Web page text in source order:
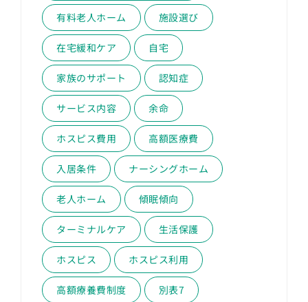
有料老人ホーム 施設選び
在宅緩和ケア 自宅
家族のサポート 認知症
サービス内容 余命
ホスピス費用 高額医療費
入居条件 ナーシングホーム
老人ホーム 傾眠傾向
ターミナルケア 生活保護
ホスピス ホスピス利用
高額療養費制度 別表7